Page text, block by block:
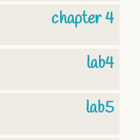
chapter 4
lab4
lab5